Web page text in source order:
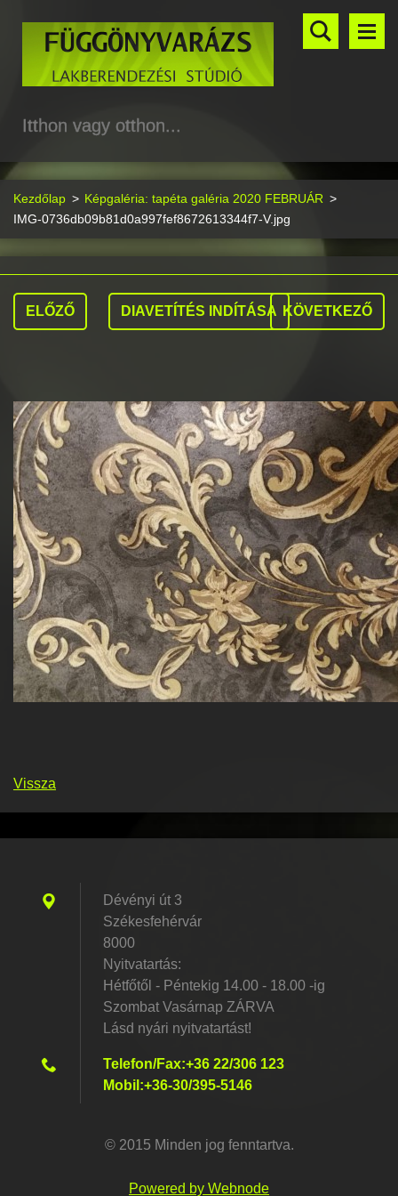
Itthon vagy otthon...
Kezdőlap > Képgaléria: tapéta galéria 2020 FEBRUÁR >
IMG-0736db09b81d0a997fef8672613344f7-V.jpg
ELŐZŐ DIAVETÍTÉS INDÍTÁSA KÖVETKEZŐ
Vissza
Dévényi út 3
Székesfehérvár
8000
Nyitvatartás:
Hétfőtől - Péntekig 14.00 - 18.00 -ig
Szombat Vasárnap ZÁRVA
Lásd nyári nyitvatartást!
Telefon/Fax:+36 22/306 123
Mobil:+36-30/395-5146
© 2015 Minden jog fenntartva.
Powered by Webnode